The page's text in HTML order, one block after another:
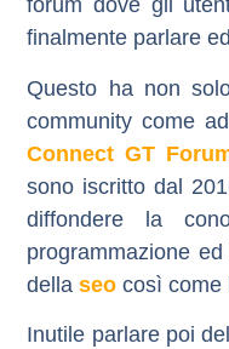
forum dove gli
finalmente parlare
Questo ha non
community come
Connect GT
sono iscritto dal
diffondere la
programmazione
dellaseocosì come
Inutile parlare poi